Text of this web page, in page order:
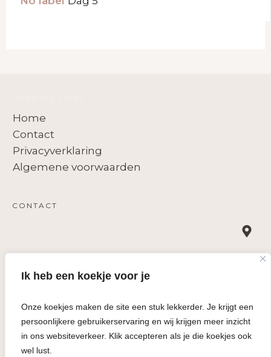
Ik heb een koekje voor je
Onze koekjes maken de site een stuk lekkerder. Je krijgt een
persoonlijkere gebruikerservaring en wij krijgen meer inzicht
in ons websiteverkeer. Klik accepteren als je die koekjes ook
wel lust.
Home
Contact
Privacyverklaring
Algemene voorwaarden
CONTACT
Oost Voorstraat 84, 3262 JH Oud-Beijerland
info@trisha.nl
KVK 24437518
BTW NL 001 848 130 B75